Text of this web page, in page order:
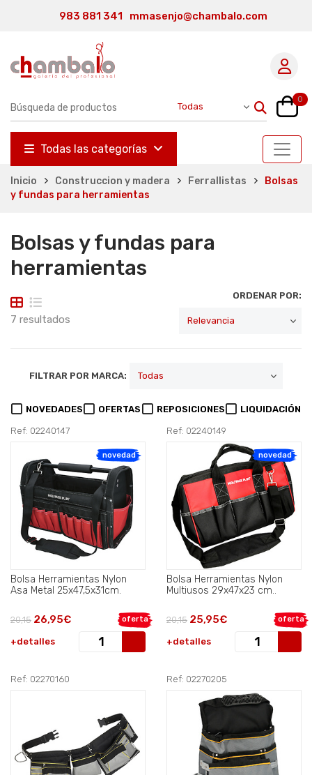
983 881 341 mmasenjo@chambalo.com
0
Todas las categorías
Inicio Construccion y madera Ferrallistas
Bolsas
y fundas para herramientas
Bolsas y fundas para
herramientas
7 resultados
ORDENAR POR:
FILTRAR POR MARCA:
NOVEDADES OFERTAS REPOSICIONES LIQUIDACIÓN
Ref: 02240147
novedad
Bolsa Herramientas Nylon
Asa Metal 25x47,5x31cm.
oferta
20,15 26,95€
+detalles
Ref: 02240149
novedad
Bolsa Herramientas Nylon
Multiusos 29x47x23 cm..
oferta
20,15 25,95€
+detalles
Ref: 02270160 Ref: 02270205